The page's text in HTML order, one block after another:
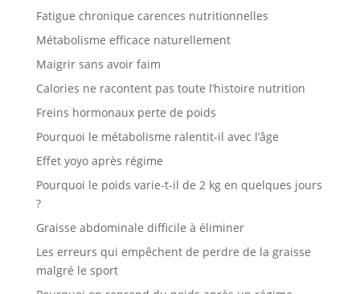
Fatigue chronique carences nutritionnelles
Métabolisme efficace naturellement
Maigrir sans avoir faim
Calories ne racontent pas toute l’histoire nutrition
Freins hormonaux perte de poids
Pourquoi le métabolisme ralentit-il avec l’âge
Effet yoyo après régime
Pourquoi le poids varie-t-il de 2 kg en quelques jours
?
Graisse abdominale difficile à éliminer
Les erreurs qui empêchent de perdre de la graisse
malgré le sport